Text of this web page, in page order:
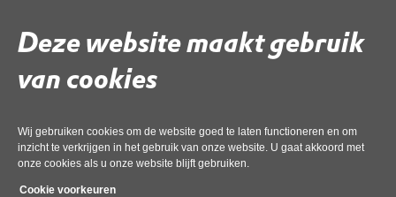
Deze website maakt gebruik
van cookies
Wij gebruiken cookies om de website goed te laten functioneren en om
inzicht te verkrijgen in het gebruik van onze website. U gaat akkoord met
onze cookies als u onze website blijft gebruiken.
Cookie voorkeuren
30 september 2025,pdf, 157kB